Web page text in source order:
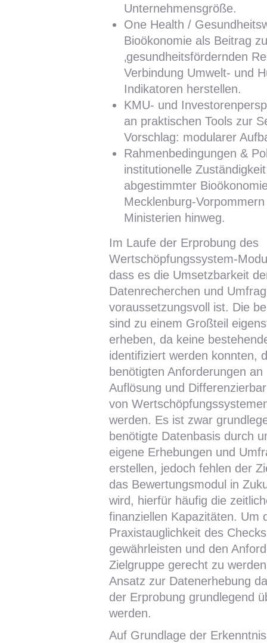
Unternehmensgröße.
One Health /
Bioökonomie als Beitrag
‚gesundheitsfördernden
Verbindung Umwelt- und
Indikatoren herstellen.
KMU- und
an praktischen Tools zur
Vorschlag: modularer
Rahmenbedingungen &
institutionelle
abgestimmter
Mecklenburg-
Ministerien hinweg.
Im Laufe der Erprobung des
Wertschöpfungssystem-
dass es die Umsetzbarkeit
Datenrecherchen und
voraussetzungsvoll ist. Die
sind zu einem Großteil
erheben, da keine
identifiziert werden konnten,
benötigten Anforderungen an
Auflösung und
von
werden. Es ist zwar
benötigte Datenbasis durch
eigene Erhebungen und
erstellen, jedoch fehlen der
das Bewertungsmodul in
wird, hierfür häufig die
finanziellen Kapazitäten. Um
Praxistauglichkeit des
gewährleisten und den
Zielgruppe gerecht zu
Ansatz zur Datenerhebung
der Erprobung grundlegend
werden.
Auf Grundlage der